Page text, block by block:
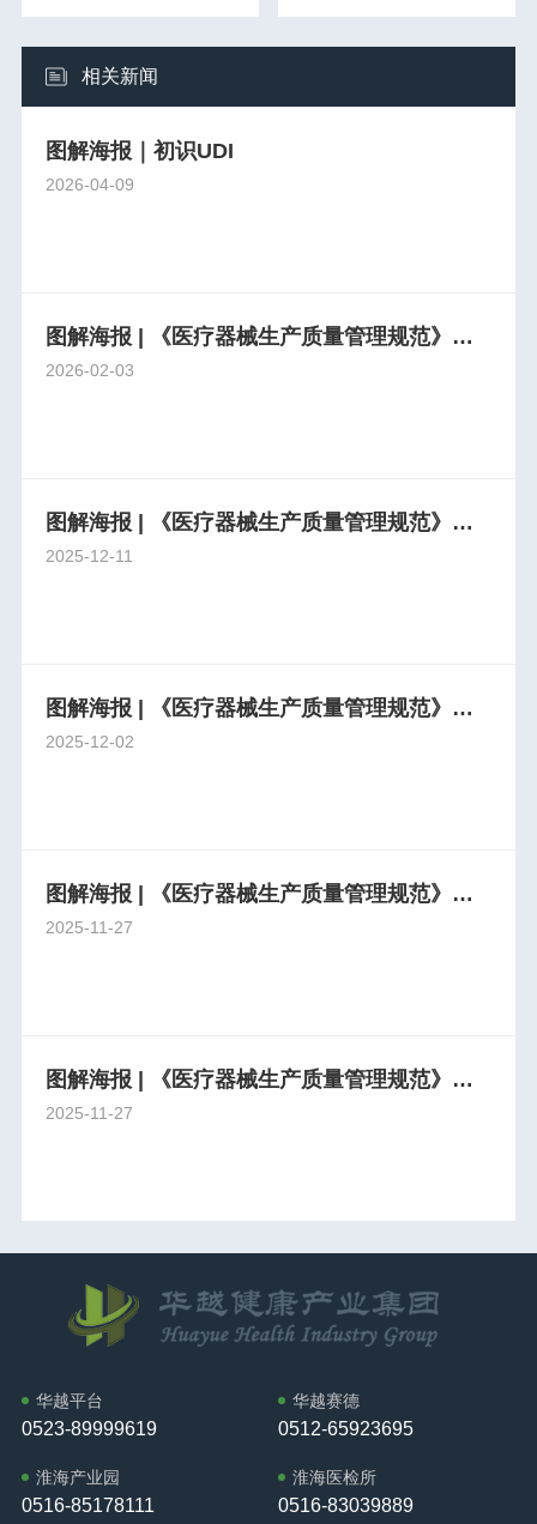
生产质量管理规范》系
生产质量管理规范》系
相关新闻
图解海报｜初识UDI
2026-04-09
图解海报 | 《医疗器械生产质量管理规范》系列解读（九）
2026-02-03
图解海报 | 《医疗器械生产质量管理规范》系列解读（七）
2025-12-11
图解海报 | 《医疗器械生产质量管理规范》系列解读（六）
2025-12-02
图解海报 | 《医疗器械生产质量管理规范》系列解读（五）
2025-11-27
图解海报 | 《医疗器械生产质量管理规范》系列解读（四）
2025-11-27
华越平台
0523-89999619
华越赛德
0512-65923695
淮海产业园
0516-85178111
淮海医检所
0516-83039889